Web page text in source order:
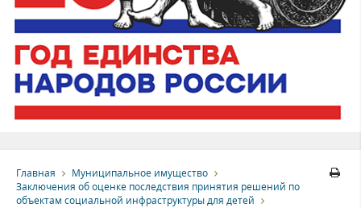
Главная
Муниципальное имущество
Заключения об оценке последствия принятия решений по
объектам социальной инфраструктуры для детей